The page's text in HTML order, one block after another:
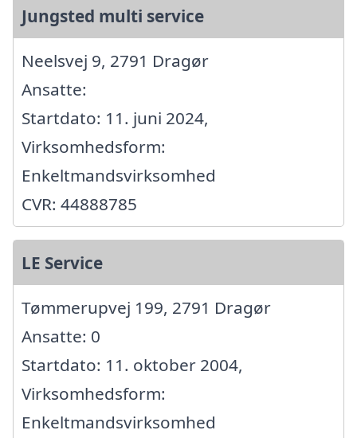
Jungsted multi service
Neelsvej 9, 2791 Dragør
Ansatte:
Startdato: 11. juni 2024,
Virksomhedsform:
Enkeltmandsvirksomhed
CVR: 44888785
LE Service
Tømmerupvej 199, 2791 Dragør
Ansatte: 0
Startdato: 11. oktober 2004,
Virksomhedsform:
Enkeltmandsvirksomhed